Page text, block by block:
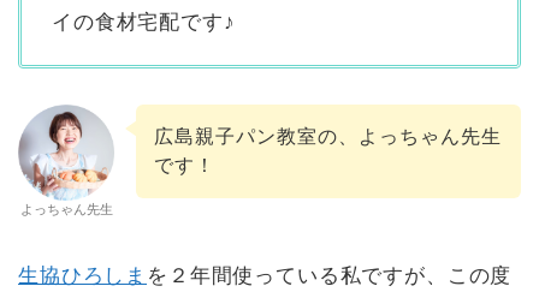
イの食材宅配です♪
よっちゃん先生
広島親子パン教室の、よっちゃん先生
です！
生協ひろしま を２年間使っている私ですが、この度